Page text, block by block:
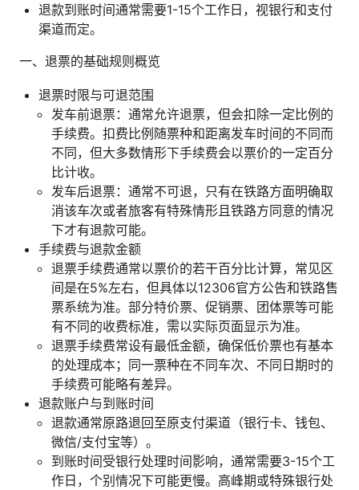
退款到账时间通常需要1-15个工作日，视银行和支付
渠道而定。
一、退票的基础规则概览
退票时限与可退范围
发车前退票：通常允许退票，但会扣除一定比例的
手续费。扣费比例随票种和距离发车时间的不同而
不同，但大多数情形下手续费会以票价的一定百分
比计收。
发车后退票：通常不可退，只有在铁路方面明确取
消该车次或者旅客有特殊情形且铁路方同意的情况
下才有退款可能。
手续费与退款金额
退票手续费通常以票价的若干百分比计算，常见区
间是在5%左右，但具体以12306官方公告和铁路售
票系统为准。部分特价票、促销票、团体票等可能
有不同的收费标准，需以实际页面显示为准。
退票手续费常设有最低金额，确保低价票也有基本
的处理成本；同一票种在不同车次、不同日期时的
手续费可能略有差异。
退款账户与到账时间
退款通常原路退回至原支付渠道（银行卡、钱包、
微信/支付宝等）。
到账时间受银行处理时间影响，通常需要3-15个工
作日，个别情况下可能更慢。高峰期或特殊银行处